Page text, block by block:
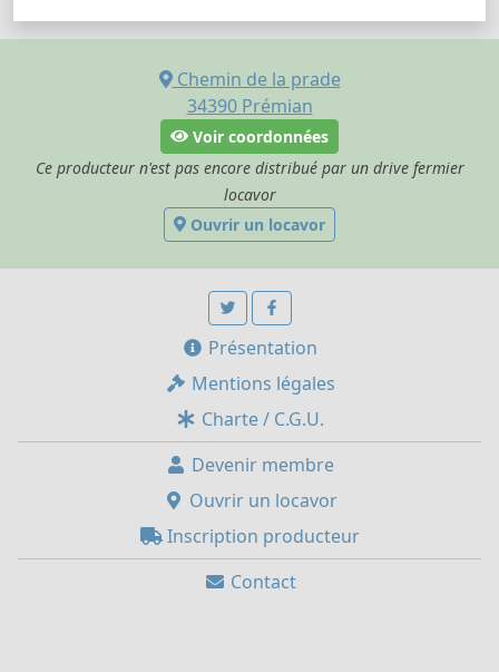
Chemin de la prade
34390 Prémian
Voir coordonnées
Ce producteur n'est pas encore distribué par un drive fermier
locavor
Ouvrir un locavor
Présentation
Mentions légales
Charte / C.G.U.
Devenir membre
Ouvrir un locavor
Inscription producteur
Contact